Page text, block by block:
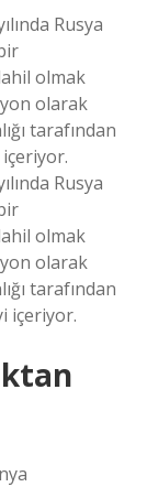
Rusya
olmak
olarak
tarafından
Rusya
olmak
olarak
tarafından
içeriyor.